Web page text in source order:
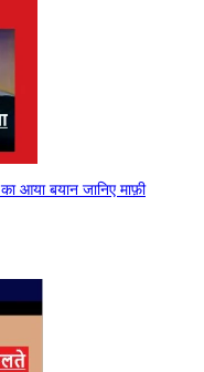
आया बयान जानिए माफ़ी